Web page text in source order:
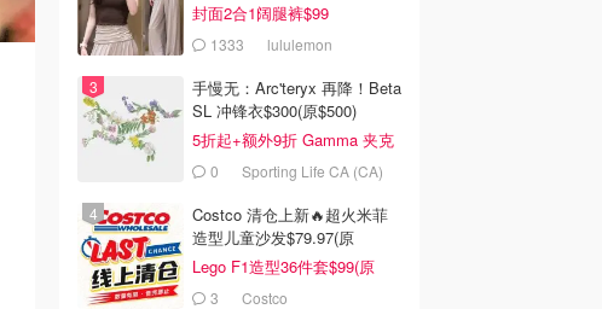
封面2合1阔腿裤$99
1333 lululemon
手慢无：Arc'teryx 再降！Beta
SL 冲锋衣$300(原$500)
5折起+额外9折 Gamma 夹克
$2380 Sporting Life CA (CA)
Costco 清仓上新🔥超火米菲
造型儿童沙发$79.97(原
$129.99)
Lego F1造型36件套$99(原
$159)
3 Costco